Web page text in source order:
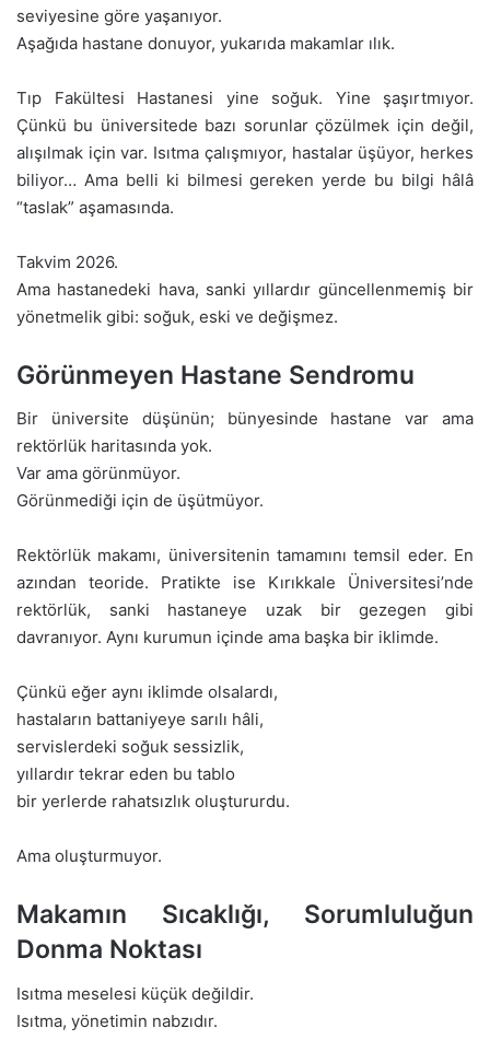
seviyesine göre yaşanıyor.
Aşağıda hastane donuyor, yukarıda makamlar ılık.
Tıp Fakültesi Hastanesi yine soğuk. Yine şaşırtmıyor.
Çünkü bu üniversitede bazı sorunlar çözülmek için değil,
alışılmak için var. Isıtma çalışmıyor, hastalar üşüyor, herkes
biliyor… Ama belli ki bilmesi gereken yerde bu bilgi hâlâ
“taslak” aşamasında.
Takvim 2026.
Ama hastanedeki hava, sanki yıllardır güncellenmemiş bir
yönetmelik gibi: soğuk, eski ve değişmez.
Görünmeyen Hastane Sendromu
Bir üniversite düşünün; bünyesinde hastane var ama
rektörlük haritasında yok.
Var ama görünmüyor.
Görünmediği için de üşütmüyor.
Rektörlük makamı, üniversitenin tamamını temsil eder. En
azından teoride. Pratikte ise Kırıkkale Üniversitesi’nde
rektörlük, sanki hastaneye uzak bir gezegen gibi
davranıyor. Aynı kurumun içinde ama başka bir iklimde.
Çünkü eğer aynı iklimde olsalardı,
hastaların battaniyeye sarılı hâli,
servislerdeki soğuk sessizlik,
yıllardır tekrar eden bu tablo
bir yerlerde rahatsızlık oluştururdu.
Ama oluşturmuyor.
Makamın Sıcaklığı, Sorumluluğun
Donma Noktası
Isıtma meselesi küçük değildir.
Isıtma, yönetimin nabzıdır.